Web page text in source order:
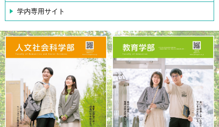
学内専用サイト